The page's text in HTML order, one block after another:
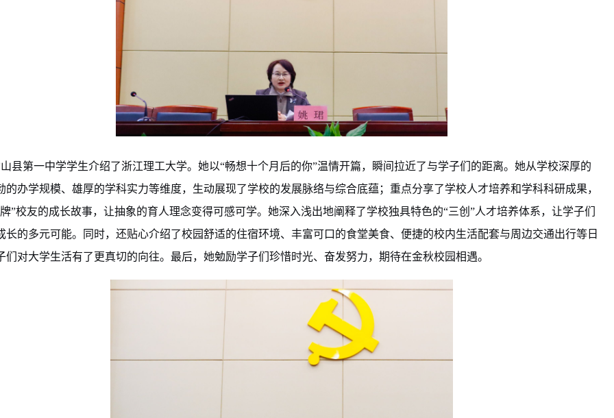
县第一中学学生介绍了浙江理工大学。她以“畅想十个月后的你”温情开篇，瞬间拉近了与学子们的距离。她从学校深厚的
的办学规模、雄厚的学科实力等维度，生动展现了学校的发展脉络与综合底蕴；重点分享了学校人才培养和学科科研成果，
”校友的成长故事，让抽象的育人理念变得可感可学。她深入浅出地阐释了学校独具特色的“三创 ”人才培养体系，让学子们
长的多元可能。同时，还贴心介绍了校园舒适的住宿环境、丰富可口的食堂美食、便捷的校内生活配套与周边交通出行等日
们对大学生活有了更真切的向往。最后，她勉励学子们珍惜时光、奋发努力，期待在金秋校园相遇。